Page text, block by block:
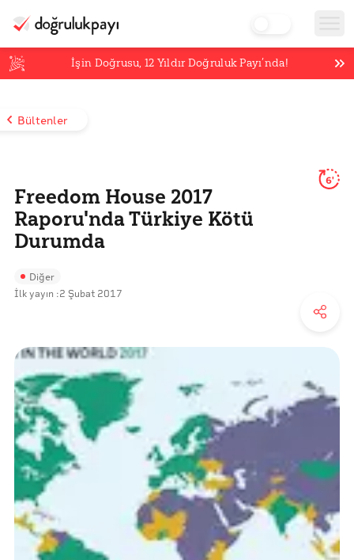
İşin Doğrusu,12 Yıldır Doğruluk Payı’nda!
Bültenler
Freedom House 2017
Raporu'nda Türkiye Kötü
Durumda
6'
Diğer
İlk yayın :2 Şubat 2017